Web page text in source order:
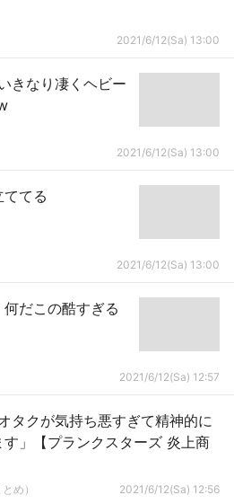
2021/6/12(Sa) 13:00
きなり凄くヘビー
2021/6/12(Sa) 13:00
てる
2021/6/12(Sa) 13:00
だこの酷すぎる
2021/6/12(Sa) 12:57
タクが気持ち悪すぎて精神的に
」【プランクスターズ 炎上商
め） 2021/6/12(Sa) 12:56